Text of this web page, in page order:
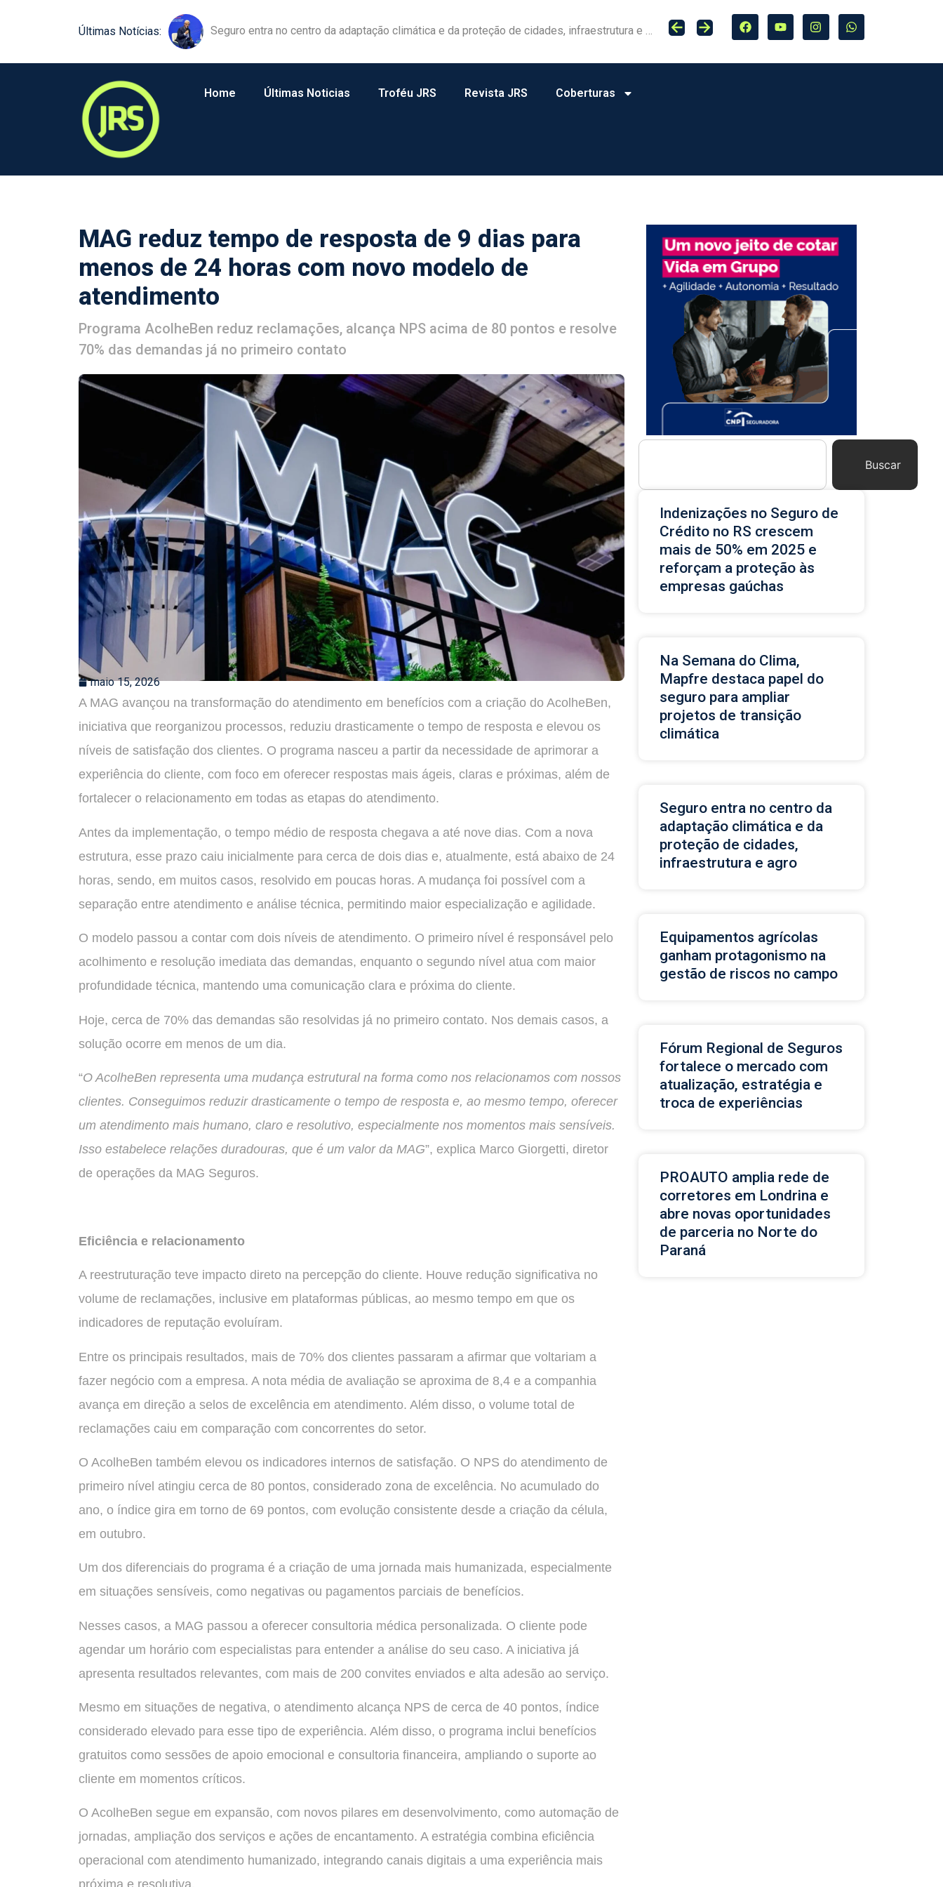
Últimas Notícias: Seguro entra no centro da adaptação climática e da proteção de cidades, infraestrutura e agro
Equipamentos agrícolas ganham protagonismo na gestão de riscos no campo
Home Últimas Noticias Troféu JRS Revista JRS Coberturas
MAG reduz tempo de resposta de 9 dias para
menos de 24 horas com novo modelo de
atendimento
Programa AcolheBen reduz reclamações, alcança NPS acima de 80 pontos e resolve
70% das demandas já no primeiro contato
maio 15, 2026
A MAG avançou na transformação do atendimento em benefícios com a criação do AcolheBen,
iniciativa que reorganizou processos, reduziu drasticamente o tempo de resposta e elevou os
níveis de satisfação dos clientes. O programa nasceu a partir da necessidade de aprimorar a
experiência do cliente, com foco em oferecer respostas mais ágeis, claras e próximas, além de
fortalecer o relacionamento em todas as etapas do atendimento.
Antes da implementação, o tempo médio de resposta chegava a até nove dias. Com a nova
estrutura, esse prazo caiu inicialmente para cerca de dois dias e, atualmente, está abaixo de 24
horas, sendo, em muitos casos, resolvido em poucas horas. A mudança foi possível com a
separação entre atendimento e análise técnica, permitindo maior especialização e agilidade.
O modelo passou a contar com dois níveis de atendimento. O primeiro nível é responsável pelo
acolhimento e resolução imediata das demandas, enquanto o segundo nível atua com maior
profundidade técnica, mantendo uma comunicação clara e próxima do cliente.
Hoje, cerca de 70% das demandas são resolvidas já no primeiro contato. Nos demais casos, a
solução ocorre em menos de um dia.
“O AcolheBen representa uma mudança estrutural na forma como nos relacionamos com nossos
clientes. Conseguimos reduzir drasticamente o tempo de resposta e, ao mesmo tempo, oferecer
um atendimento mais humano, claro e resolutivo, especialmente nos momentos mais sensíveis.
Isso estabelece relações duradouras, que é um valor da MAG”, explica Marco Giorgetti, diretor
de operações da MAG Seguros.
Eficiência e relacionamento
A reestruturação teve impacto direto na percepção do cliente. Houve redução significativa no
volume de reclamações, inclusive em plataformas públicas, ao mesmo tempo em que os
indicadores de reputação evoluíram.
Entre os principais resultados, mais de 70% dos clientes passaram a afirmar que voltariam a
fazer negócio com a empresa. A nota média de avaliação se aproxima de 8,4 e a companhia
avança em direção a selos de excelência em atendimento. Além disso, o volume total de
reclamações caiu em comparação com concorrentes do setor.
O AcolheBen também elevou os indicadores internos de satisfação. O NPS do atendimento de
primeiro nível atingiu cerca de 80 pontos, considerado zona de excelência. No acumulado do
ano, o índice gira em torno de 69 pontos, com evolução consistente desde a criação da célula,
em outubro.
Um dos diferenciais do programa é a criação de uma jornada mais humanizada, especialmente
em situações sensíveis, como negativas ou pagamentos parciais de benefícios.
Nesses casos, a MAG passou a oferecer consultoria médica personalizada. O cliente pode
agendar um horário com especialistas para entender a análise do seu caso. A iniciativa já
apresenta resultados relevantes, com mais de 200 convites enviados e alta adesão ao serviço.
Mesmo em situações de negativa, o atendimento alcança NPS de cerca de 40 pontos, índice
considerado elevado para esse tipo de experiência. Além disso, o programa inclui benefícios
gratuitos como sessões de apoio emocional e consultoria financeira, ampliando o suporte ao
cliente em momentos críticos.
O AcolheBen segue em expansão, com novos pilares em desenvolvimento, como automação de
jornadas, ampliação dos serviços e ações de encantamento. A estratégia combina eficiência
operacional com atendimento humanizado, integrando canais digitais a uma experiência mais
Buscar
Indenizações no Seguro de
Crédito no RS crescem
mais de 50% em 2025 e
reforçam a proteção às
empresas gaúchas
Na Semana do Clima,
Mapfre destaca papel do
seguro para ampliar
projetos de transição
climática
Seguro entra no centro da
adaptação climática e da
proteção de cidades,
infraestrutura e agro
Equipamentos agrícolas
ganham protagonismo na
gestão de riscos no campo
Fórum Regional de Seguros
fortalece o mercado com
atualização, estratégia e
troca de experiências
PROAUTO amplia rede de
corretores em Londrina e
abre novas oportunidades
de parceria no Norte do
Paraná